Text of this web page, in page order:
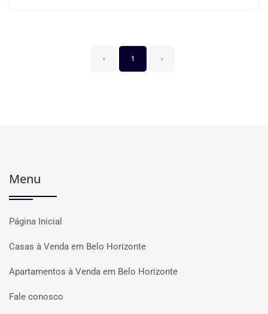
‹ 1 ›
Menu
Página Inicial
Casas à Venda em Belo Horizonte
Apartamentos à Venda em Belo Horizonte
Fale conosco